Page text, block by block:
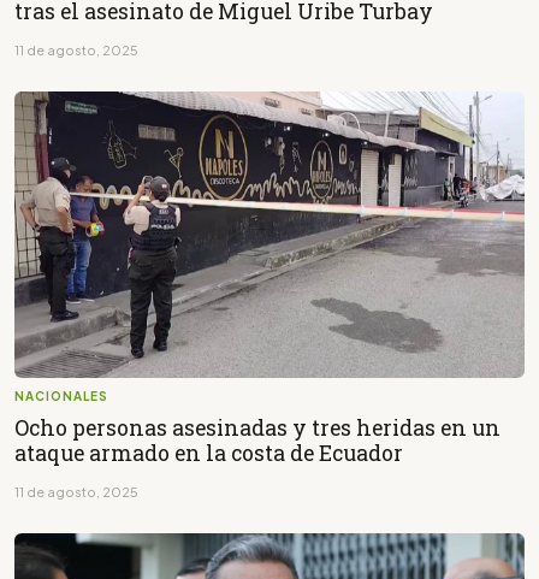
tras el asesinato de Miguel Uribe Turbay
11 de agosto, 2025
NACIONALES
Ocho personas asesinadas y tres heridas en un
ataque armado en la costa de Ecuador
11 de agosto, 2025